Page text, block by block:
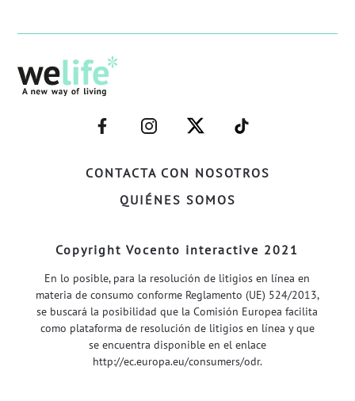
CONTACTA CON NOSOTROS
QUIÉNES SOMOS
–
FACEBOOK–
–
INSTAGRAM–
–
TWITTER–
–
WELIFE–
Copyright Vocento interactive 2021
En lo posible, para la resolución de litigios en línea en
materia de consumo conforme Reglamento (UE) 524/2013,
se buscará la posibilidad que la Comisión Europea facilita
como plataforma de resolución de litigios en línea y que
se encuentra disponible en el enlace
http://ec.europa.eu/consumers/odr.